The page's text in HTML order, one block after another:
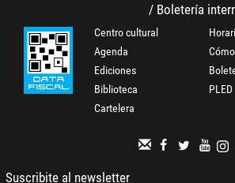
/ Boletería
Centro cultural
Agenda
Ediciones
Biblioteca
Cartelera
PLED
Suscribite al newsletter